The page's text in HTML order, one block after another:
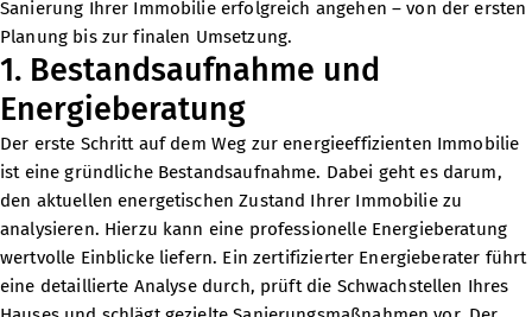
Sanierung Ihrer Immobilie erfolgreich angehen – von der ersten
Planung bis zur finalen Umsetzung.
1. Bestandsaufnahme und
Energieberatung
Der erste Schritt auf dem Weg zur energieeffizienten Immobilie
ist eine gründliche Bestandsaufnahme. Dabei geht es darum,
den aktuellen energetischen Zustand Ihrer Immobilie zu
analysieren. Hierzu kann eine professionelle Energieberatung
wertvolle Einblicke liefern. Ein zertifizierter Energieberater führt
eine detaillierte Analyse durch, prüft die Schwachstellen Ihres